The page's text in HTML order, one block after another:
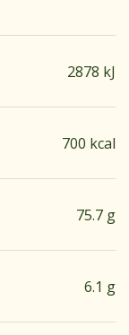
2878 kJ
700 kcal
75.7 g
6.1 g